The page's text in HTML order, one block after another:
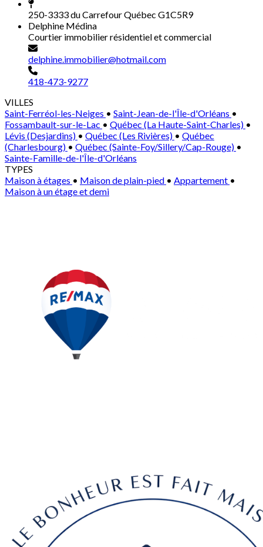
250-3333 du Carrefour Québec G1C5R9
Delphine Médina
Courtier immobilier résidentiel et commercial
delphine.immobilier@hotmail.com
418-473-9277
VILLES
Saint-Ferréol-les-Neiges • Saint-Jean-de-l'Île-d'Orléans •
Fossambault-sur-le-Lac • Québec (La Haute-Saint-Charles) •
Lévis (Desjardins) • Québec (Les Rivières) • Québec
(Charlesbourg) • Québec (Sainte-Foy/Sillery/Cap-Rouge) •
Sainte-Famille-de-l'Île-d'Orléans
TYPES
Maison à étages • Maison de plain-pied • Appartement •
Maison à un étage et demi